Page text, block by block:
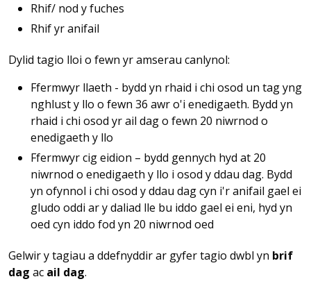
Rhif/ nod y fuches
Rhif yr anifail
Dylid tagio lloi o fewn yr amserau canlynol:
Ffermwyr llaeth - bydd yn rhaid i chi osod un tag yng
nghlust y llo o fewn 36 awr o'i enedigaeth. Bydd yn
rhaid i chi osod yr ail dag o fewn 20 niwrnod o
enedigaeth y llo
Ffermwyr cig eidion – bydd gennych hyd at 20
niwrnod o enedigaeth y llo i osod y ddau dag. Bydd
yn ofynnol i chi osod y ddau dag cyn i'r anifail gael ei
gludo oddi ar y daliad lle bu iddo gael ei eni, hyd yn
oed cyn iddo fod yn 20 niwrnod oed
Gelwir y tagiau a ddefnyddir ar gyfer tagio dwbl yn brif
dag ac ail dag.